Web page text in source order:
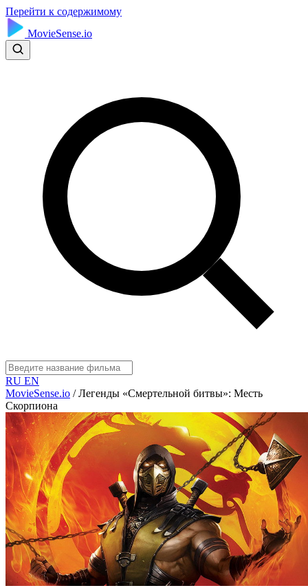
Перейти к содержимому
MovieSense.io
RU EN
MovieSense.io / Легенды «Смертельной битвы»: Месть
Скорпиона